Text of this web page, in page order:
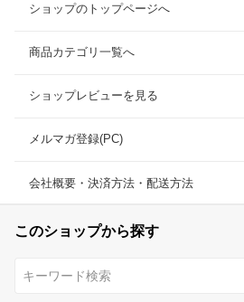
ショップのトップページへ
商品カテゴリ一覧へ
ショップレビューを見る
メルマガ登録(PC)
会社概要・決済方法・配送方法
このショップから探す